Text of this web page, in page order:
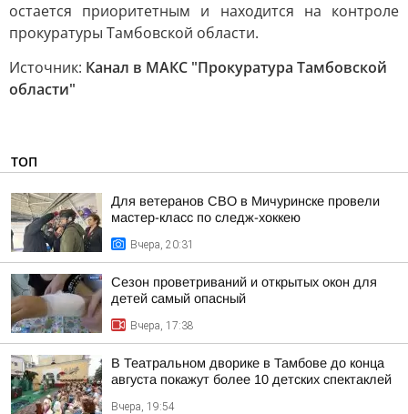
остается приоритетным и находится на контроле
прокуратуры Тамбовской области.
Источник: Канал в МАКС "Прокуратура Тамбовской
области"
ТОП
Для ветеранов СВО в Мичуринске провели
мастер-класс по следж-хоккею
Вчера, 20:31
Сезон проветриваний и открытых окон для
детей самый опасный
Вчера, 17:38
В Театральном дворике в Тамбове до конца
августа покажут более 10 детских спектаклей
Вчера, 19:54